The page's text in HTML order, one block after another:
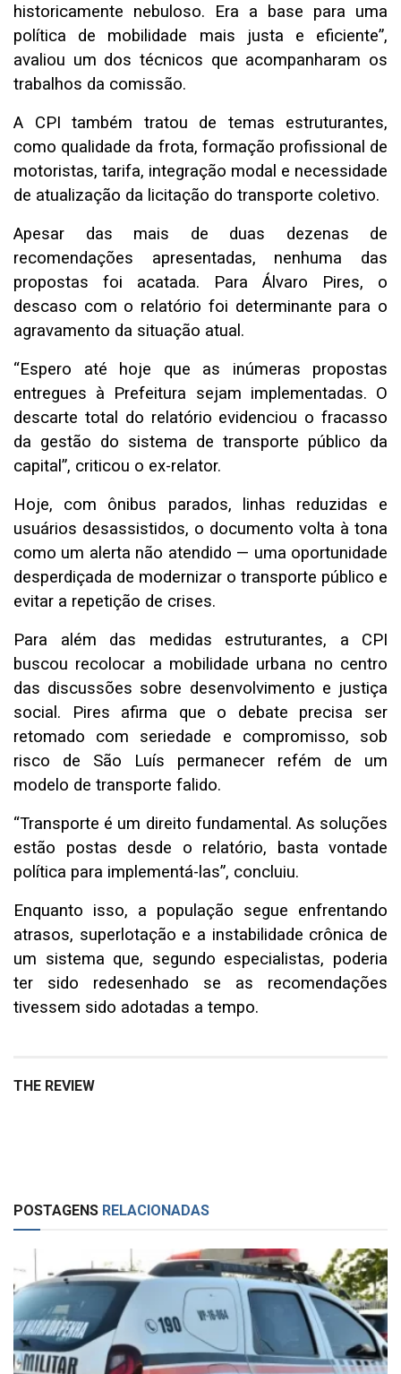
historicamente nebuloso. Era a base para uma
política de mobilidade mais justa e eficiente”,
avaliou um dos técnicos que acompanharam os
trabalhos da comissão.
A CPI também tratou de temas estruturantes,
como qualidade da frota, formação profissional de
motoristas, tarifa, integração modal e necessidade
de atualização da licitação do transporte coletivo.
Apesar das mais de duas dezenas de
recomendações apresentadas, nenhuma das
propostas foi acatada. Para Álvaro Pires, o
descaso com o relatório foi determinante para o
agravamento da situação atual.
“Espero até hoje que as inúmeras propostas
entregues à Prefeitura sejam implementadas. O
descarte total do relatório evidenciou o fracasso
da gestão do sistema de transporte público da
capital”, criticou o ex-relator.
Hoje, com ônibus parados, linhas reduzidas e
usuários desassistidos, o documento volta à tona
como um alerta não atendido — uma oportunidade
desperdiçada de modernizar o transporte público e
evitar a repetição de crises.
Para além das medidas estruturantes, a CPI
buscou recolocar a mobilidade urbana no centro
das discussões sobre desenvolvimento e justiça
social. Pires afirma que o debate precisa ser
retomado com seriedade e compromisso, sob
risco de São Luís permanecer refém de um
modelo de transporte falido.
“Transporte é um direito fundamental. As soluções
estão postas desde o relatório, basta vontade
política para implementá-las”, concluiu.
Enquanto isso, a população segue enfrentando
atrasos, superlotação e a instabilidade crônica de
um sistema que, segundo especialistas, poderia
ter sido redesenhado se as recomendações
tivessem sido adotadas a tempo.
THE REVIEW
POSTAGENS RELACIONADAS